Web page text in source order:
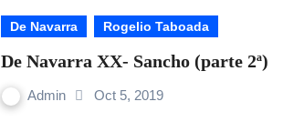
De Navarra Rogelio Taboada
De Navarra XX- Sancho (parte 2ª)
Admin Oct 5, 2019